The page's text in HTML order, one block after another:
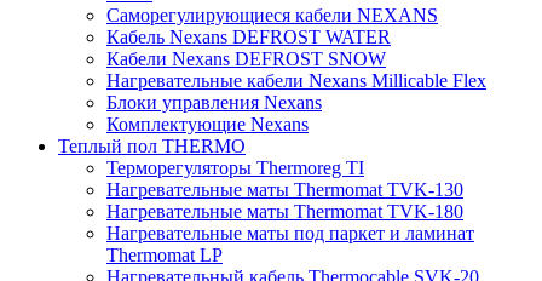
Саморегулирующиеся кабели NEXANS
Кабель Nexans DEFROST WATER
Кабели Nexans DEFROST SNOW
Нагревательные кабели Nexans Millicable Flex
Блоки управления Nexans
Комплектующие Nexans
Теплый пол THERMO
Терморегуляторы Thermoreg TI
Нагревательные маты Thermomat TVK-130
Нагревательные маты Thermomat TVK-180
Нагревательные маты под паркет и ламинат
Thermomat LP
Нагревательный кабель Thermocable SVK-20